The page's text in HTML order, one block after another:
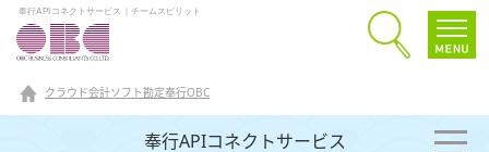
奉行APIコネクトサービス｜チームスピリット
クラウド会計ソフト勘定奉行OBC
奉行APIコネクトサービス